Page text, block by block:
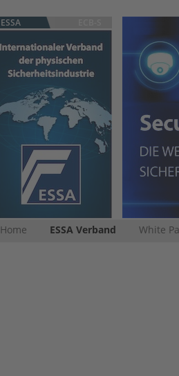
ESSA
Home ESSA Verband White